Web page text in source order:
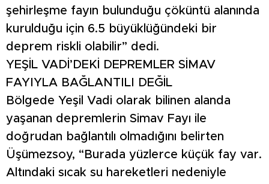
şehirleşme fayın bulunduğu çöküntü alanında
kurulduğu için 6.5 büyüklüğündeki bir
deprem riskli olabilir” dedi.
YEŞİL VADİ’DEKİ DEPREMLER SİMAV
FAYIYLA BAĞLANTILI DEĞİL
Bölgede Yeşil Vadi olarak bilinen alanda
yaşanan depremlerin Simav Fayı ile
doğrudan bağlantılı olmadığını belirten
Üşümezsoy, “Burada yüzlerce küçük fay var.
Altındaki sıcak su hareketleri nedeniyle